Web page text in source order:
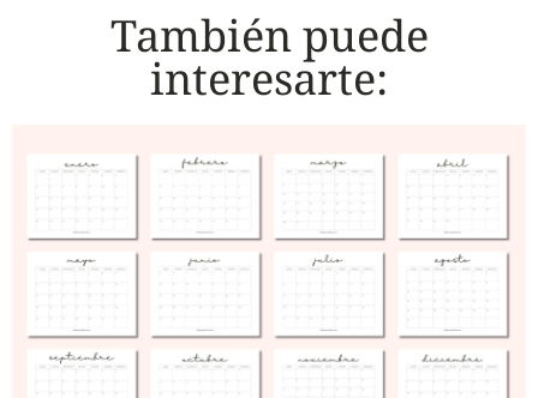
También puede
interesarte: